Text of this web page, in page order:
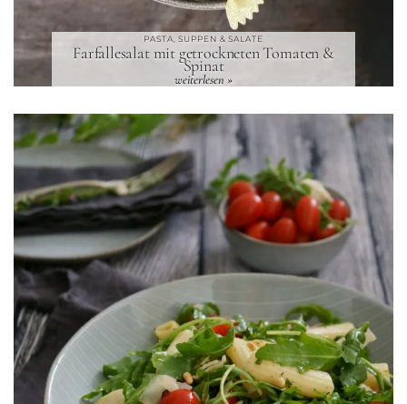
PASTA, SUPPEN & SALATE
Farfallesalat mit getrockneten Tomaten &
Spinat
weiterlesen »